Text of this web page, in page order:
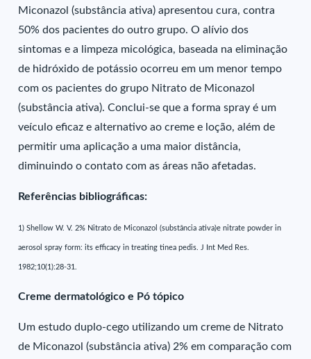
Miconazol (substância ativa) apresentou cura, contra
50% dos pacientes do outro grupo. O alívio dos
sintomas e a limpeza micológica, baseada na eliminação
de hidróxido de potássio ocorreu em um menor tempo
com os pacientes do grupo Nitrato de Miconazol
(substância ativa). Conclui-se que a forma spray é um
veículo eficaz e alternativo ao creme e loção, além de
permitir uma aplicação a uma maior distância,
diminuindo o contato com as áreas não afetadas.
Referências bibliográficas:
1) Shellow W. V. 2% Nitrato de Miconazol (substância ativa)e nitrate powder in
aerosol spray form: its efficacy in treating tinea pedis. J Int Med Res.
1982;10(1):28-31.
Creme dermatológico e Pó tópico
Um estudo duplo-cego utilizando um creme de Nitrato
de Miconazol (substância ativa) 2% em comparação com